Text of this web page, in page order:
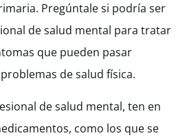
Pregúntale si podría ser
de salud mental para tratar
que pueden pasar
de salud física.
de salud mental, ten en
como los que se